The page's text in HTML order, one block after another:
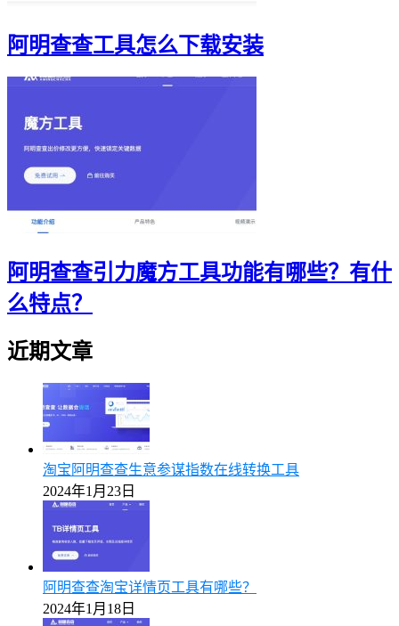
阿明查查工具怎么下载安装
阿明查查引力魔方工具功能有哪些？有什
么特点？
近期文章
淘宝阿明查查生意参谋指数在线转换工具
2024年1月23日
阿明查查淘宝详情页工具有哪些？
2024年1月18日